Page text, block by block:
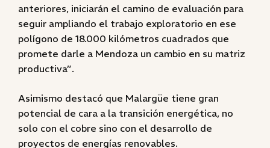
anteriores, iniciarán el camino de evaluación para
seguir ampliando el trabajo exploratorio en ese
polígono de 18.000 kilómetros cuadrados que
promete darle a Mendoza un cambio en su matriz
productiva”.
Asimismo destacó que Malargüe tiene gran
potencial de cara a la transición energética, no
solo con el cobre sino con el desarrollo de
proyectos de energías renovables.